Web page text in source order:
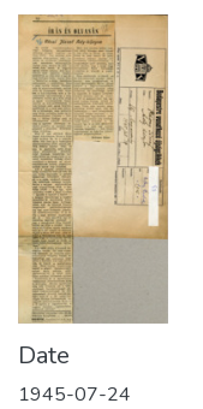
About us
Date
1945-07-24